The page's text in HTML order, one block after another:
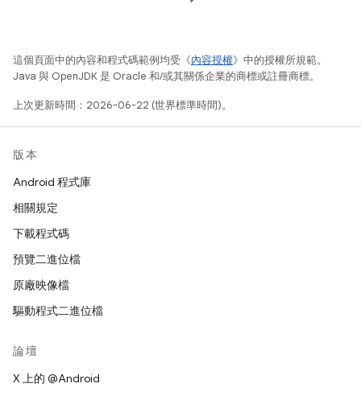
這個頁面中的內容和程式碼範例均受《內容授權》中的授權所規範。
Java 與 OpenJDK 是 Oracle 和/或其關係企業的商標或註冊商標。
上次更新時間：2026-06-22 (世界標準時間)。
版本
Android 程式庫
相關規定
下載程式碼
預覽二進位檔
原廠映像檔
驅動程式二進位檔
論壇
X 上的 @Android